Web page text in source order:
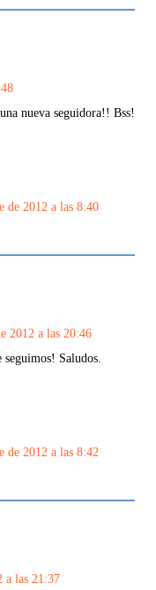
nueva seguidora!! Bss!
de 2012 a las 8:40
2012 a las 20:46
Saludos.
de 2012 a las 8:42
a las 21:37